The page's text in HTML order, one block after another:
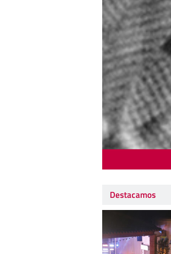
Destacamos